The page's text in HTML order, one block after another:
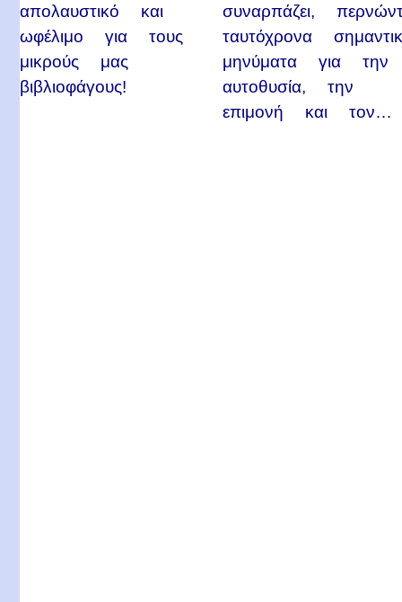
απολαυστικό και
ωφέλιμο για τους
μικρούς μας
βιβλιοφάγους!
συναρπάζει,
ταυτόχρονα
μηνύματα για την
αυτοθυσία, την
επιμονή και τον…